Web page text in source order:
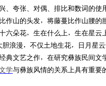
夸张、对偶、排比和数词的使
山的头发，将藤蔓比作山腰的
朵花，生在什么上，生在星云
浪漫，不仅土地生花，日月星
典文艺之作，在研究彝族民间
学与彝族风情的关系上具有重要